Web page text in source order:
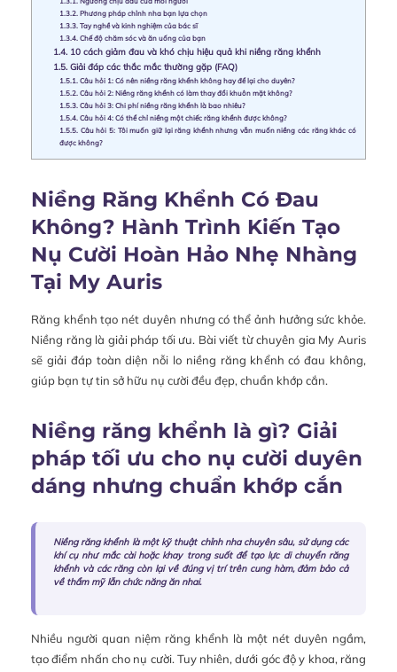
1.3.2. Phương pháp chỉnh nha bạn lựa chọn
1.3.3. Tay nghề và kinh nghiệm của bác sĩ
1.3.4. Chế độ chăm sóc và ăn uống của bạn
1.4. 10 cách giảm đau và khó chịu hiệu quả khi niềng răng khểnh
1.5. Giải đáp các thắc mắc thường gặp (FAQ)
1.5.1. Câu hỏi 1: Có nên niềng răng khểnh không hay để lại cho duyên?
1.5.2. Câu hỏi 2: Niềng răng khểnh có làm thay đổi khuôn mặt không?
1.5.3. Câu hỏi 3: Chi phí niềng răng khểnh là bao nhiêu?
1.5.4. Câu hỏi 4: Có thể chỉ niềng một chiếc răng khểnh được không?
1.5.5. Câu hỏi 5: Tôi muốn giữ lại răng khểnh nhưng vẫn muốn niềng các răng khác có
được không?
Niềng Răng Khểnh Có Đau
Không? Hành Trình Kiến Tạo
Nụ Cười Hoàn Hảo Nhẹ Nhàng
Tại My Auris
Răng khểnh tạo nét duyên nhưng có thể ảnh hưởng sức khỏe.
Niềng răng là giải pháp tối ưu. Bài viết từ chuyên gia My Auris
sẽ giải đáp toàn diện nỗi lo niềng răng khểnh có đau không,
giúp bạn tự tin sở hữu nụ cười đều đẹp, chuẩn khớp cắn.
Niềng răng khểnh là gì? Giải
pháp tối ưu cho nụ cười duyên
dáng nhưng chuẩn khớp cắn
Niềng răng khểnh là một kỹ thuật chỉnh nha chuyên sâu, sử dụng các
khí cụ như mắc cài hoặc khay trong suốt để tạo lực di chuyển răng
khểnh và các răng còn lại về đúng vị trí trên cung hàm, đảm bảo cả
về thẩm mỹ lẫn chức năng ăn nhai.
Nhiều người quan niệm răng khểnh là một nét duyên ngầm,
tạo điểm nhấn cho nụ cười. Tuy nhiên, dưới góc độ y khoa, răng